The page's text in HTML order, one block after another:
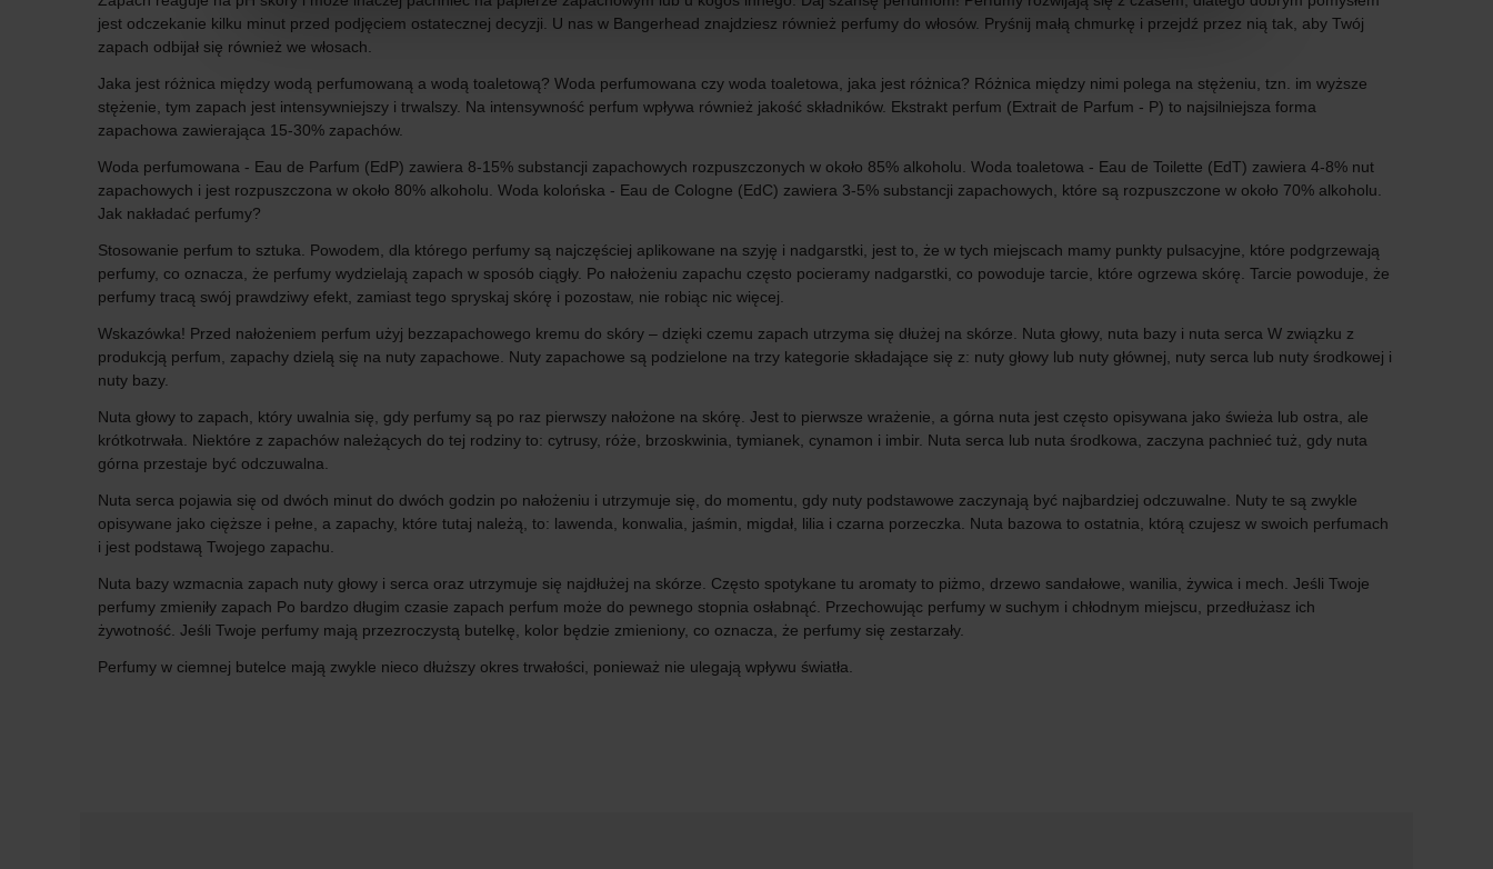
jest odczekanie kilku minut przed podjęciem ostatecznej decyzji. U nas w Bangerhead znajdziesz również perfumy do włosów. Pryśnij małą chmurkę i przejdź przez nią tak, aby Twój
zapach odbijał się również we włosach.
Jaka jest różnica między wodą perfumowaną a wodą toaletową? Woda perfumowana czy woda toaletowa, jaka jest różnica? Różnica między nimi polega na stężeniu, tzn. im wyższe
stężenie, tym zapach jest intensywniejszy i trwalszy. Na intensywność perfum wpływa również jakość składników. Ekstrakt perfum (Extrait de Parfum - P) to najsilniejsza forma
zapachowa zawierająca 15-30% zapachów.
Woda perfumowana - Eau de Parfum (EdP) zawiera 8-15% substancji zapachowych rozpuszczonych w około 85% alkoholu. Woda toaletowa - Eau de Toilette (EdT) zawiera 4-8% nut
zapachowych i jest rozpuszczona w około 80% alkoholu. Woda kolońska - Eau de Cologne (EdC) zawiera 3-5% substancji zapachowych, które są rozpuszczone w około 70% alkoholu.
Jak nakładać perfumy?
Stosowanie perfum to sztuka. Powodem, dla którego perfumy są najczęściej aplikowane na szyję i nadgarstki, jest to, że w tych miejscach mamy punkty pulsacyjne, które podgrzewają
perfumy, co oznacza, że ​​perfumy wydzielają zapach w sposób ciągły. Po nałożeniu zapachu często pocieramy nadgarstki, co powoduje tarcie, które ogrzewa skórę. Tarcie powoduje, że
perfumy tracą swój prawdziwy efekt, zamiast tego spryskaj skórę i pozostaw, nie robiąc nic więcej.
Wskazówka! Przed nałożeniem perfum użyj bezzapachowego kremu do skóry – dzięki czemu zapach utrzyma się dłużej na skórze. Nuta głowy, nuta bazy i nuta serca W związku z
produkcją perfum, zapachy dzielą się na nuty zapachowe. Nuty zapachowe są podzielone na trzy kategorie składające się z: nuty głowy lub nuty głównej, nuty serca lub nuty środkowej i
nuty bazy.
Nuta głowy to zapach, który uwalnia się, gdy perfumy są po raz pierwszy nałożone na skórę. Jest to pierwsze wrażenie, a górna nuta jest często opisywana jako świeża lub ostra, ale
krótkotrwała. Niektóre z zapachów należących do tej rodziny to: cytrusy, róże, brzoskwinia, tymianek, cynamon i imbir. Nuta serca lub nuta środkowa, zaczyna pachnieć tuż, gdy nuta
górna przestaje być odczuwalna.
Nuta serca pojawia się od dwóch minut do dwóch godzin po nałożeniu i utrzymuje się, do momentu, gdy nuty podstawowe zaczynają być najbardziej odczuwalne. Nuty te są zwykle
opisywane jako cięższe i pełne, a zapachy, które tutaj należą, to: lawenda, konwalia, jaśmin, migdał, lilia i czarna porzeczka. Nuta bazowa to ostatnia, którą czujesz w swoich perfumach
i jest podstawą Twojego zapachu.
Nuta bazy wzmacnia zapach nuty głowy i serca oraz utrzymuje się najdłużej na skórze. Często spotykane tu aromaty to piżmo, drzewo sandałowe, wanilia, żywica i mech. Jeśli Twoje
perfumy zmieniły zapach Po bardzo długim czasie zapach perfum może do pewnego stopnia osłabnąć. Przechowując perfumy w suchym i chłodnym miejscu, przedłużasz ich
żywotność. Jeśli Twoje perfumy mają przezroczystą butelkę, kolor będzie zmieniony, co oznacza, że perfumy się zestarzały.
Perfumy w ciemnej butelce mają zwykle nieco dłuższy okres trwałości, ponieważ nie ulegają wpływu światła.